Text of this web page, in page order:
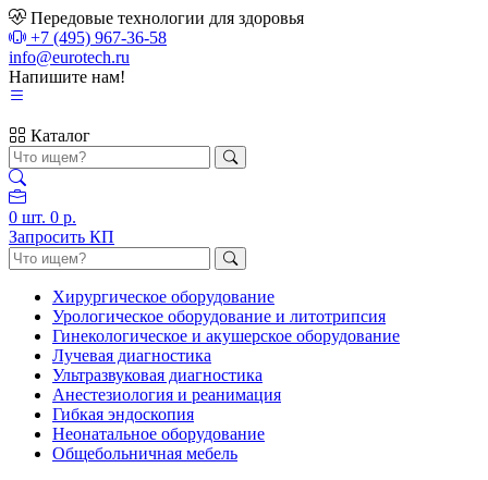
Передовые технологии для здоровья
+7 (495) 967-36-58
info@eurotech.ru
Напишите нам!
Каталог
0 шт. 0 р.
Запросить КП
Хирургическое оборудование
Урологическое оборудование и литотрипсия
Гинекологическое и акушерское оборудование
Лучевая диагностика
Ультразвуковая диагностика
Анестезиология и реанимация
Гибкая эндоскопия
Неонатальное оборудование
Общебольничная мебель